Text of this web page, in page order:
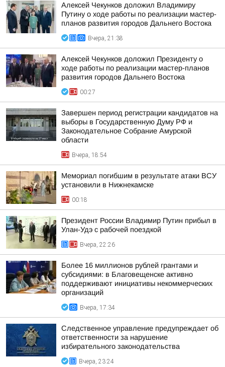
Алексей Чекунков доложил Владимиру
Путину о ходе работы по реализации мастер-
планов развития городов Дальнего Востока
Вчера, 21:38
Алексей Чекунков доложил Президенту о
ходе работы по реализации мастер-планов
развития городов Дальнего Востока
00:27
Завершен период регистрации кандидатов на
выборы в Государственную Думу РФ и
Законодательное Собрание Амурской
области
Вчера, 18:54
Мемориал погибшим в результате атаки ВСУ
установили в Нижнекамске
00:18
Президент России Владимир Путин прибыл в
Улан-Удэ с рабочей поездкой
Вчера, 22:26
Более 16 миллионов рублей грантами и
субсидиями: в Благовещенске активно
поддерживают инициативы некоммерческих
организаций
Вчера, 17:34
Следственное управление предупреждает об
ответственности за нарушение
избирательного законодательства
Вчера, 23:24